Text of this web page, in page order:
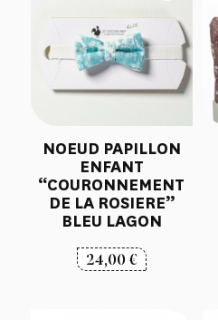
NOEUD PAPILLON
ENFANT
“COURONNEMENT
DE LA ROSIERE”
BLEU LAGON
24,00€